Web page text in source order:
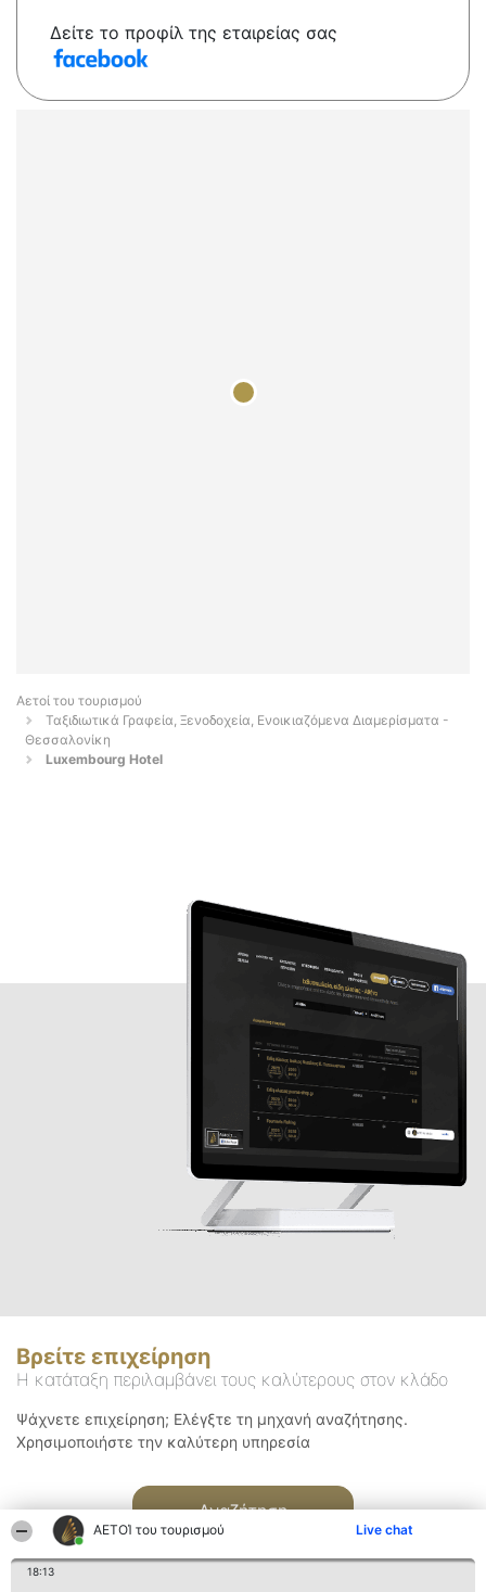
ΑΕΤΟΊ του τουρισμού Live chat
18:13
Δείτε το προφίλ της εταιρείας σας
Αετοί του τουρισμού
Ταξιδιωτικά Γραφεία, Ξενοδοχεία, Ενοικιαζόμενα Διαμερίσματα -
Θεσσαλονίκη
Luxembourg Hotel
Βρείτε επιχείρηση
Η κατάταξη περιλαμβάνει τους καλύτερους στον κλάδο
Ψάχνετε επιχείρηση; Ελέγξτε τη μηχανή αναζήτησης.
Χρησιμοποιήστε την καλύτερη υπηρεσία
Αναζήτηση